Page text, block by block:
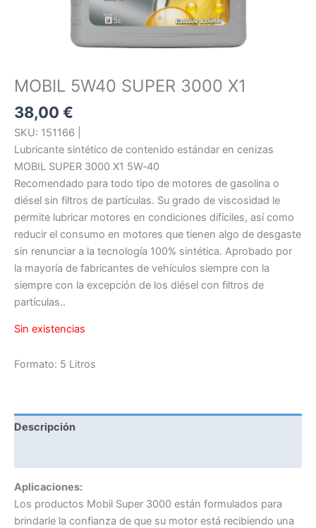
MOBIL 5W40 SUPER 3000 X1
38,00 €
SKU: 151166 |
Lubricante sintético de contenido estándar en cenizas
MOBIL SUPER 3000 X1 5W‑40
Recomendado para todo tipo de motores de gasolina o
diésel sin filtros de partículas. Su grado de viscosidad le
permite lubricar motores en condiciones difíciles, así como
reducir el consumo en motores que tienen algo de desgaste
sin renunciar a la tecnología 100% sintética. Aprobado por
la mayoría de fabricantes de vehículos siempre con la
siempre con la excepción de los diésel con filtros de
partículas..
Sin existencias
Formato: 5 Litros
Descripción
Aplicaciones:
Los productos Mobil Super 3000 están formulados para
brindarle la confianza de que su motor está recibiendo una